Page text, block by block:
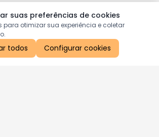
suas preferências de cookies
para otimizar sua experiência e coletar
todos Configurar cookies